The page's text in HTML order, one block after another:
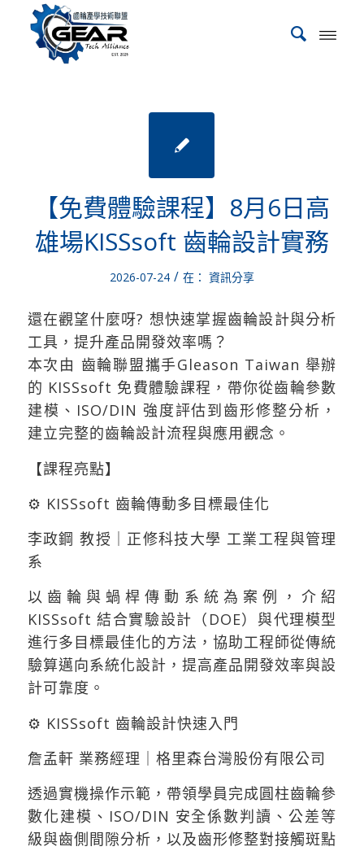
【免費體驗課程】8月6日高
雄場KISSsoft 齒輪設計實務
2026-07-24 / 在： 資訊分享
還在觀望什麼呀? 想快速掌握齒輪設計與分析
工具，提升產品開發效率嗎？
本次由 齒輪聯盟攜手Gleason Taiwan 舉辦
的 KISSsoft 免費體驗課程，帶你從齒輪參數
建模、ISO/DIN 強度評估到齒形修整分析，
建立完整的齒輪設計流程與應用觀念。
【課程亮點】
⚙️ KISSsoft 齒輪傳動多目標最佳化
李政鋼 教授｜正修科技大學 工業工程與管理
系
以齒輪與蝸桿傳動系統為案例，介紹
KISSsoft 結合實驗設計（DOE）與代理模型
進行多目標最佳化的方法，協助工程師從傳統
驗算邁向系統化設計，提高產品開發效率與設
計可靠度。
⚙️ KISSsoft 齒輪設計快速入門
詹孟軒 業務經理｜格里森台灣股份有限公司
透過實機操作示範，帶領學員完成圓柱齒輪參
數化建模、ISO/DIN 安全係數判讀、公差等
級與齒側間隙分析，以及齒形修整對接觸斑點